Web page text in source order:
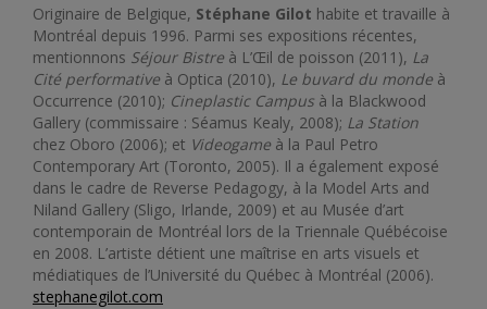
Originaire de Belgique, Stéphane Gilot habite et travaille à
Montréal depuis 1996. Parmi ses expositions récentes,
mentionnons Séjour Bistre à L’Œil de poisson (2011), La
Cité performative à Optica (2010), Le buvard du monde à
Occurrence (2010); Cineplastic Campus à la Blackwood
Gallery (commissaire : Séamus Kealy, 2008); La Station
chez Oboro (2006); et Videogame à la Paul Petro
Contemporary Art (Toronto, 2005). Il a également exposé
dans le cadre de Reverse Pedagogy, à la Model Arts and
Niland Gallery (Sligo, Irlande, 2009) et au Musée d’art
contemporain de Montréal lors de la Triennale Québécoise
en 2008. L’artiste détient une maîtrise en arts visuels et
médiatiques de l’Université du Québec à Montréal (2006).
stephanegilot.com